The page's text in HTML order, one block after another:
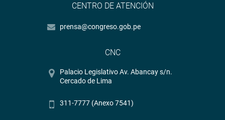
CENTRO DE ATENCIÓN
prensa@congreso.gob.pe
CNC
Palacio Legislativo Av. Abancay s/n.
Cercado de Lima
311-7777 (Anexo 7541)